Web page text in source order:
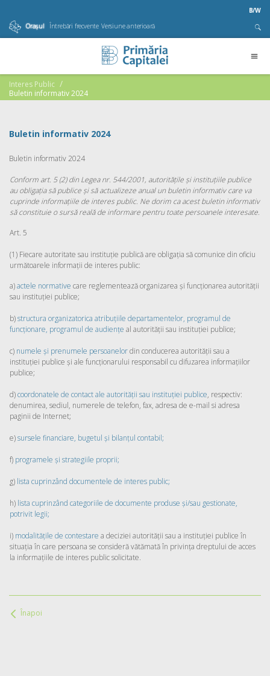
B/W
Orașul
Întrebări frecvente Versiune anterioară
Interes Public
Buletin informativ 2024
Buletin informativ 2024
Buletin informativ 2024
Conform art. 5 (2) din Legea nr. 544/2001, autoritățile și instituțiile publice
au obligația să publice și să actualizeze anual un buletin informativ care va
cuprinde informațiile de interes public. Ne dorim ca acest buletin informativ
să constituie o sursă reală de informare pentru toate persoanele interesate.
Art. 5
(1) Fiecare autoritate sau instituție publică are obligația să comunice din oficiu
următoarele informații de interes public:
a)actele normative care reglementează organizarea și funcționarea autorității
sau instituției publice;
b)structura organizatorica atribuțiile departamentelor, programul de
funcționare, programul de audiențe al autorității sau instituției publice;
c) numele și prenumele persoanelordin conducerea autorității sau a
instituției publice și ale funcționarului responsabil cu difuzarea informațiilor
publice;
d)coordonatele de contact ale autorității sau instituției publice, respectiv:
denumirea, sediul, numerele de telefon, fax, adresa de e-mail si adresa
paginii de Internet;
e)sursele financiare, bugetul și bilanțul contabil;
f) programele și strategiile proprii;
g) lista cuprinzând documentele de interes public;
h) lista cuprinzând categoriile de documente produse și/sau gestionate,
potrivit legii;
i) modalitățile de contestare a deciziei autorității sau a instituției publice în
situația în care persoana se consideră vătămată în privința dreptului de acces
la informațiile de interes public solicitate.
Înapoi